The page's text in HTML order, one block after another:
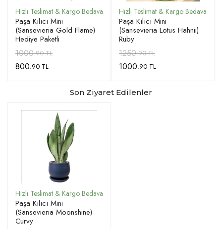
Paşa Kılıcı Mini
(Sansevieria Gold Flame)
Hediye Paketli
1000.90 TL
800.90 TL
Paşa Kılıcı Mini
(Sansevieria Lotus Hahnii)
Ruby
1250.90 TL
1000.90 TL
Son Ziyaret Edilenler
Paşa Kılıcı Mini
(Sansevieria Moonshine)
Curvy